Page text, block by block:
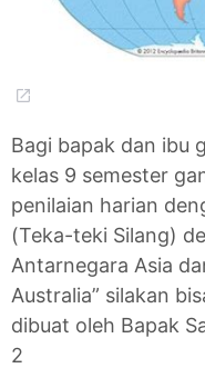
Bagi bapak dan ibu
kelas 9 semester
penilaian harian
(Teka-teki Silang)
Antarnegara Asia
Australia” silakan
dibuat oleh Bapak
2